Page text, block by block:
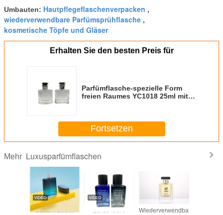
Umbauten: Hautpflegeflaschenverpacken ,
wiederverwendbare Parfümsprühflasche ,
kosmetische Töpfe und Gläser
Erhalten Sie den besten Preis für
Parfümflasche-spezielle Form
freien Raumes YC1018 25ml mit
Fortsetzen
Mehr Luxusparfümflaschen
Custom 100ml
Wiederverwendbare